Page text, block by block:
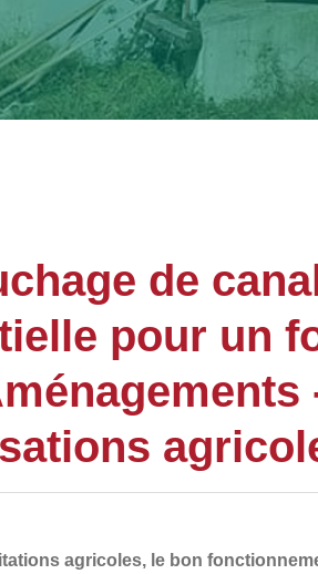
de
pour un
agricoles, le bon